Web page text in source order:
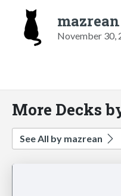
mazrean
November 30,
More Decks
See All by mazrean